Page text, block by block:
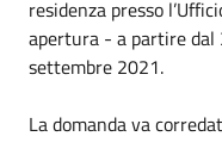
residenza presso
apertura - a partire
settembre 2021.
La domanda va